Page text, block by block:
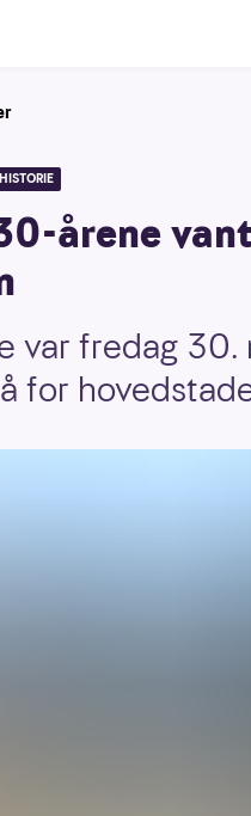
årene
var fredag
for